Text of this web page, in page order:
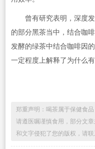
曾有研究表明，深度发
的部分黑茶当中，结合咖
发酵的绿茶中结合咖啡因
一定程度上解释了为什么
郑重声明：喝茶属于保健食
请遵医嘱谨慎食用，部分文
和文字侵犯了您的版权，请联